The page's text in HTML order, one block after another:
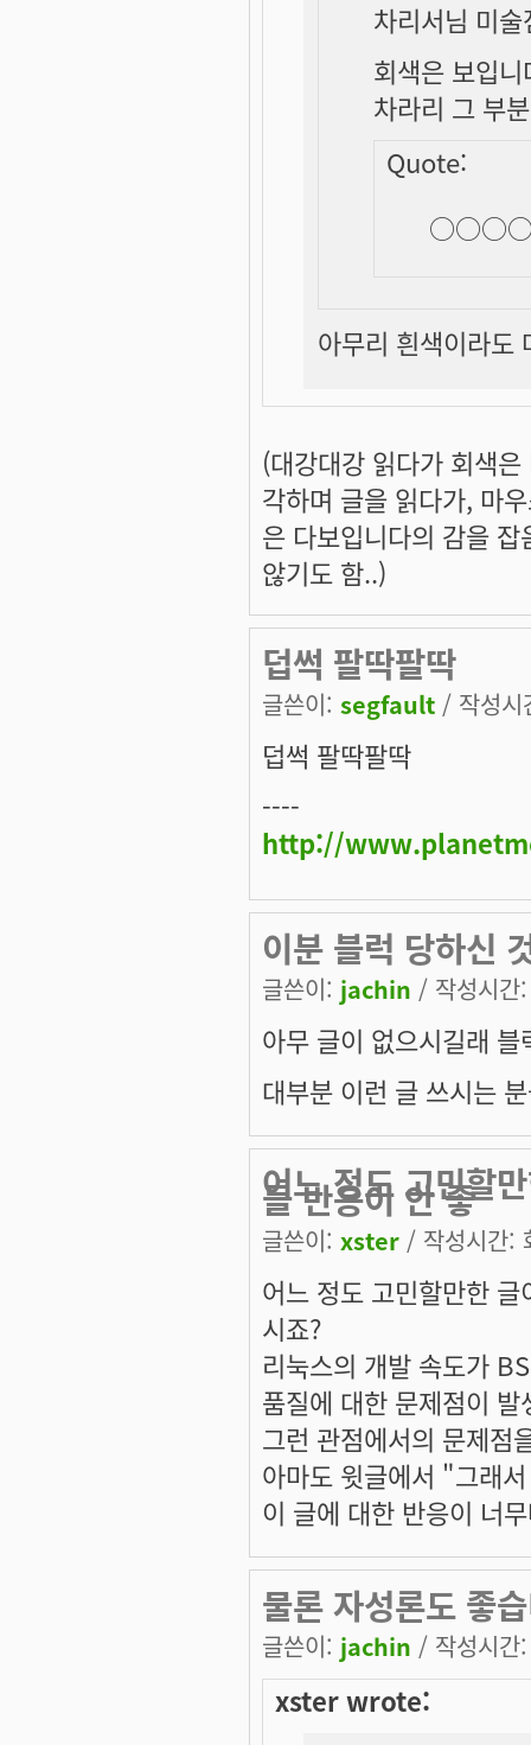
차리서님 미
회색은 보입니
차라리 그 부
Quote:
아무리 흰색이라도
(대강대강 읽다가 회색은
각하며 글을 읽다가, 마
은 다보입니다의 감을
않기도 함..)
덥썩 팔딱팔딱
글쓴이: segfault / 작성
덥썩 팔딱팔딱
----
http://
이분 블럭 당하신
글쓴이: jachin / 작성시
아무 글이 없으시길래
대부분 이런 글 쓰시는
어느 정도 고민할
들 반응이 안 좋
글쓴이: xster / 작성시간:
어느 정도 고민할만한
시죠?
리눅스의 개발 속도가
품질에 대한 문제점이
그런 관점에서의 문제점
아마도 윗글에서 "그래
이 글에 대한 반응이 너
물론 자성론도 좋
글쓴이: jachin / 작성시
xster wrote: